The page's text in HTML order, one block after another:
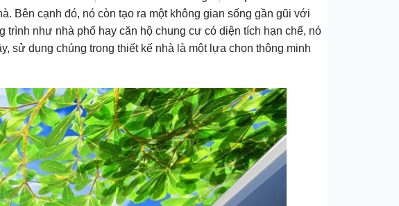
Bên cạnh đó, nó còn tạo ra một không gian sống gần gũi với
như nhà phố hay căn hộ chung cư có diện tích hạn chế, nó
sử dụng chúng trong thiết kế nhà là một lựa chọn thông minh